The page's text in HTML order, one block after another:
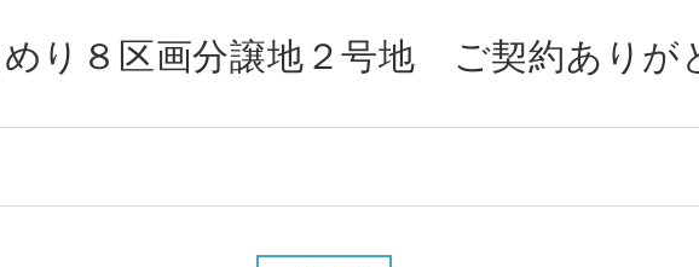
めり８区画分譲地２号地 ご契約ありが